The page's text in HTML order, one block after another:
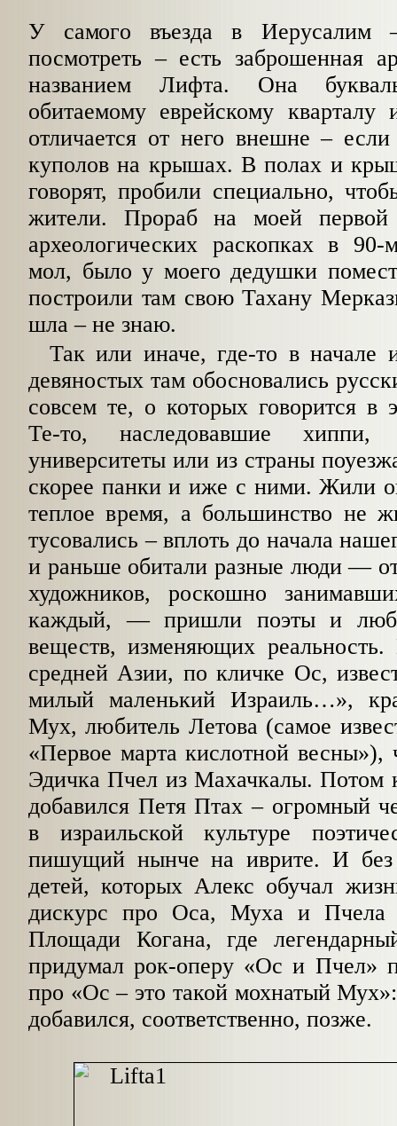
У самого въезда в Иерусалим
посмотреть – есть заброшенная
названием Лифта. Она
обитаемому еврейскому
отличается от него внешне –
куполов на крышах. В полах и
говорят, пробили специально,
жители. Прораб на моей первой
археологических раскопках в 90-
мол, было у моего дедушки
построили там свою Тахану
шла – не знаю.
Так или иначе, где-то в начале
девяностых там обосновались
совсем те, о которых говорится в
Те-то, наследовавшие
университеты или из страны
скорее панки и иже с ними. Жили
теплое время, а большинство не
тусовались – вплоть до начала
и раньше обитали разные люди —
художников, роскошно
каждый, — пришли поэты и
веществ, изменяющих
средней Азии, по кличке Ос,
милый маленький Израиль…»,
Мух, любитель Летова (самое
«Первое марта кислотной весны»),
Эдичка Пчел из Махачкалы.
добавился Петя Птах – огромный
в израильской культуре
пишущий нынче на иврите. И без
детей, которых Алекс обучал
дискурс про Оса, Муха и Пчела
Площади Когана, где
придумал рок-оперу «Ос и Пчел»
про «Ос – это такой мохнатый
добавился, соответственно, позже.